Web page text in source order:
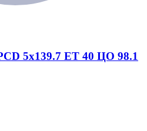
5x139.7 ЕТ 40 ЦО 98.1